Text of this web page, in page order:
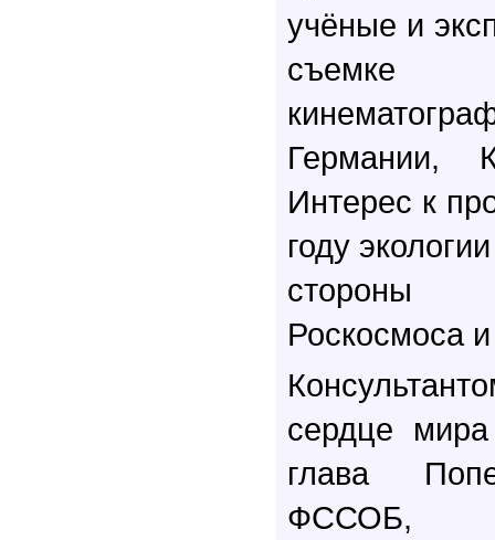
учёные и
съемке
Германии,
Интерес к
году
Роскосмоса
сердце
глава
ФССОБ,